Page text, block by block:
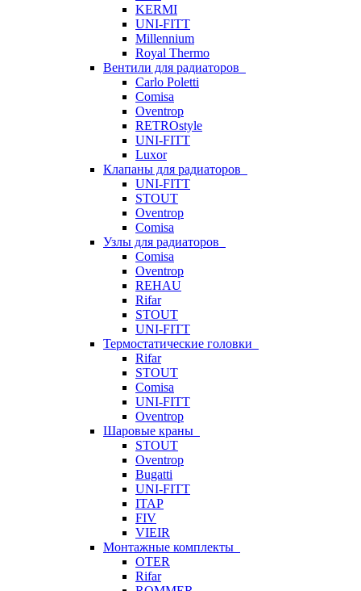
KERMI
UNI-FITT
Millennium
Royal Thermo
Вентили для радиаторов
Carlo Poletti
Comisa
Oventrop
RETROstyle
UNI-FITT
Luxor
Клапаны для радиаторов
UNI-FITT
STOUT
Oventrop
Comisa
Узлы для радиаторов
Comisa
Oventrop
REHAU
Rifar
STOUT
UNI-FITT
Термостатические головки
Rifar
STOUT
Comisa
UNI-FITT
Oventrop
Шаровые краны
STOUT
Oventrop
Bugatti
UNI-FITT
ITAP
FIV
VIEIR
Монтажные комплекты
OTER
Rifar